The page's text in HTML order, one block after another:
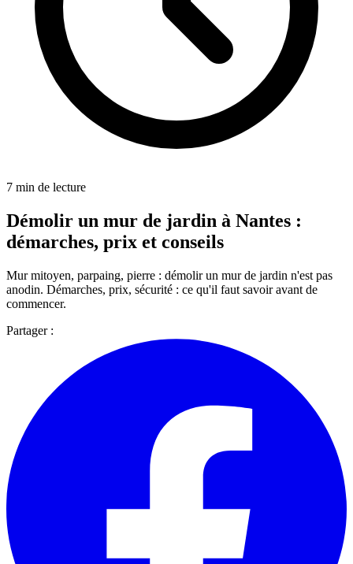
7 min de lecture
Démolir un mur de jardin à Nantes :
démarches, prix et conseils
Mur mitoyen, parpaing, pierre : démolir un mur de jardin n'est pas
anodin. Démarches, prix, sécurité : ce qu'il faut savoir avant de
commencer.
Partager :